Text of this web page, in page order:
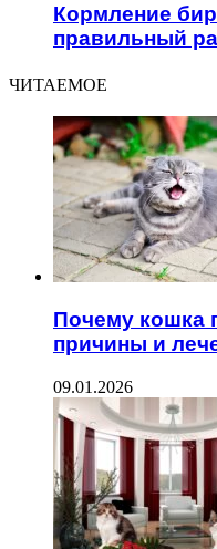
Кормление
правильный
ЧИТАЕМОЕ
Почему кошка
причины и
09.01.2026